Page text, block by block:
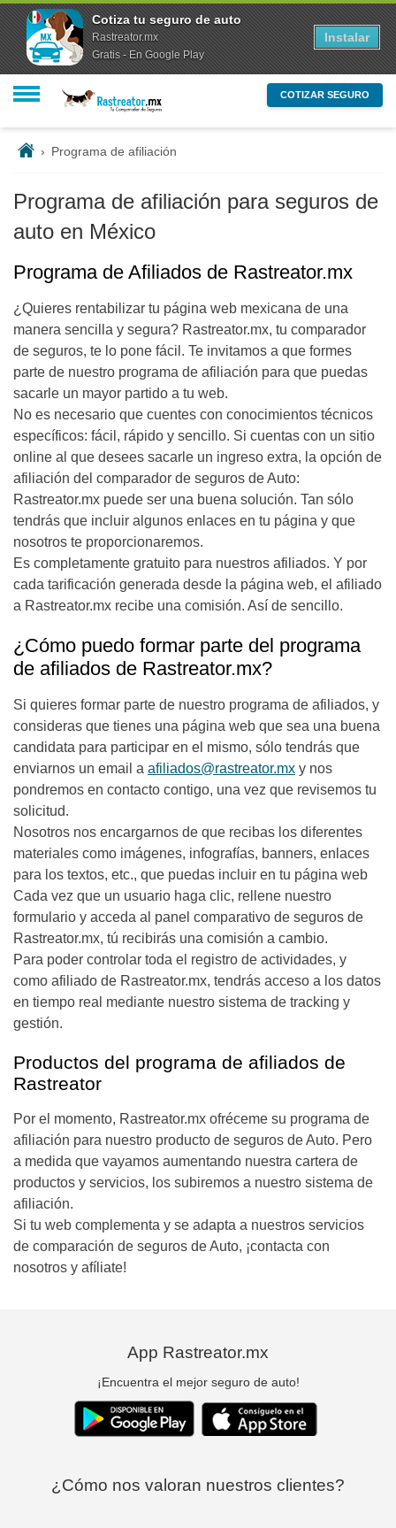
COTIZAR SEGURO
› Programa de afiliación
Programa de afiliación para seguros de
auto en México
Programa de Afiliados de Rastreator.mx
¿Quieres rentabilizar tu página web mexicana de una
manera sencilla y segura? Rastreator.mx, tu comparador
de seguros, te lo pone fácil. Te invitamos a que formes
parte de nuestro programa de afiliación para que puedas
sacarle un mayor partido a tu web.
No es necesario que cuentes con conocimientos técnicos
específicos: fácil, rápido y sencillo. Si cuentas con un sitio
online al que desees sacarle un ingreso extra, la opción de
afiliación del comparador de seguros de Auto:
Rastreator.mx puede ser una buena solución. Tan sólo
tendrás que incluir algunos enlaces en tu página y que
nosotros te proporcionaremos.
Es completamente gratuito para nuestros afiliados. Y por
cada tarificación generada desde la página web, el afiliado
a Rastreator.mx recibe una comisión. Así de sencillo.
¿Cómo puedo formar parte del programa
de afiliados de Rastreator.mx?
Si quieres formar parte de nuestro programa de afiliados, y
consideras que tienes una página web que sea una buena
candidata para participar en el mismo, sólo tendrás que
enviarnos un email a afiliados@rastreator.mx y nos
pondremos en contacto contigo, una vez que revisemos tu
solicitud.
Nosotros nos encargarnos de que recibas los diferentes
materiales como imágenes, infografías, banners, enlaces
para los textos, etc., que puedas incluir en tu página web
Cada vez que un usuario haga clic, rellene nuestro
formulario y acceda al panel comparativo de seguros de
Rastreator.mx, tú recibirás una comisión a cambio.
Para poder controlar toda el registro de actividades, y
como afiliado de Rastreator.mx, tendrás acceso a los datos
en tiempo real mediante nuestro sistema de tracking y
gestión.
Productos del programa de afiliados de
Rastreator
Por el momento, Rastreator.mx ofréceme su programa de
afiliación para nuestro producto de seguros de Auto. Pero
a medida que vayamos aumentando nuestra cartera de
productos y servicios, los subiremos a nuestro sistema de
afiliación.
Si tu web complementa y se adapta a nuestros servicios
de comparación de seguros de Auto, ¡contacta con
nosotros y afíliate!
App Rastreator.mx
¡Encuentra el mejor seguro de auto!
¿Cómo nos valoran nuestros clientes?
Cotiza tu seguro de auto
Rastreator.mx
Gratis - En Google Play
Instalar